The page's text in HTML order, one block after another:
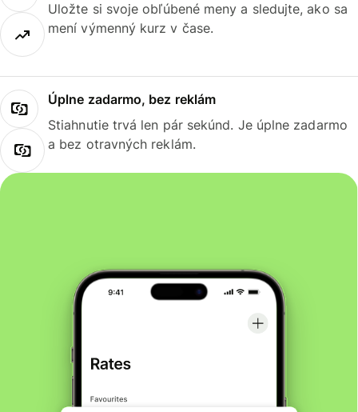
Uložte si svoje obľúbené meny a sledujte, ako sa
mení výmenný kurz v čase.
Úplne zadarmo, bez reklám
Stiahnutie trvá len pár sekúnd. Je úplne zadarmo
a bez otravných reklám.